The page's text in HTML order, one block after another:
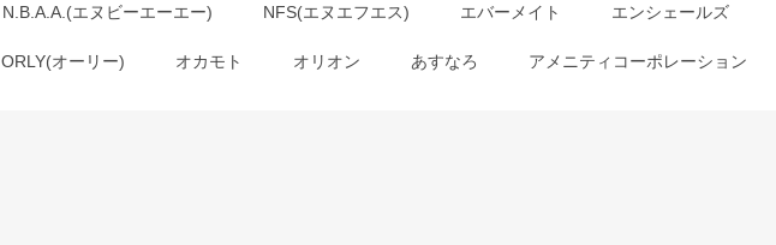
N.B.A.A.(エヌビーエーエー) NFS(エヌエフエス) エバーメイト エンシェールズ
ORLY(オーリー) オカモト オリオン あすなろ アメニティコーポレーション